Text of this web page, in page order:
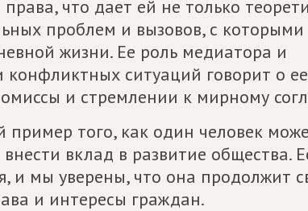
что дает ей не только
проблем и вызовов, с которыми
жизни. Ее роль медиатора и
ситуаций говорит о ее
и стремлении к мирному
пример того, как один человек
вклад в развитие общества.
и мы уверены, что она продолжит
и интересы граждан.